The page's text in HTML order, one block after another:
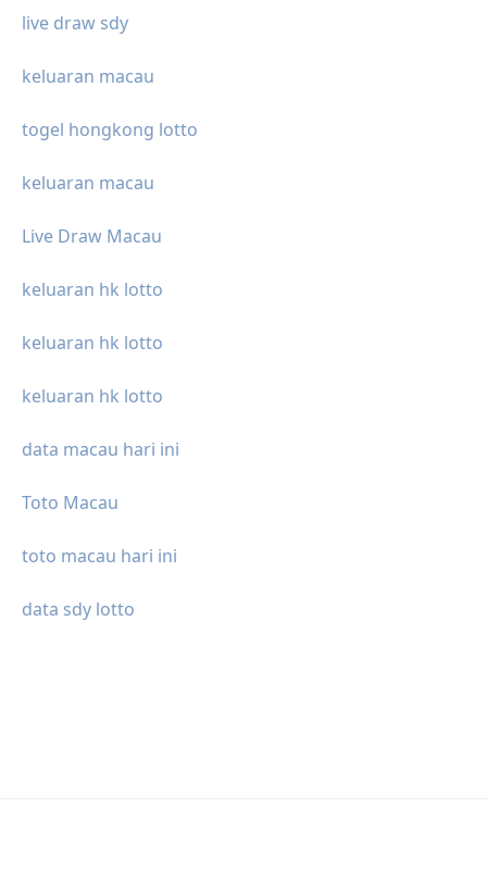
live draw sdy
keluaran macau
togel hongkong lotto
keluaran macau
Live Draw Macau
keluaran hk lotto
keluaran hk lotto
keluaran hk lotto
data macau hari ini
Toto Macau
toto macau hari ini
data sdy lotto